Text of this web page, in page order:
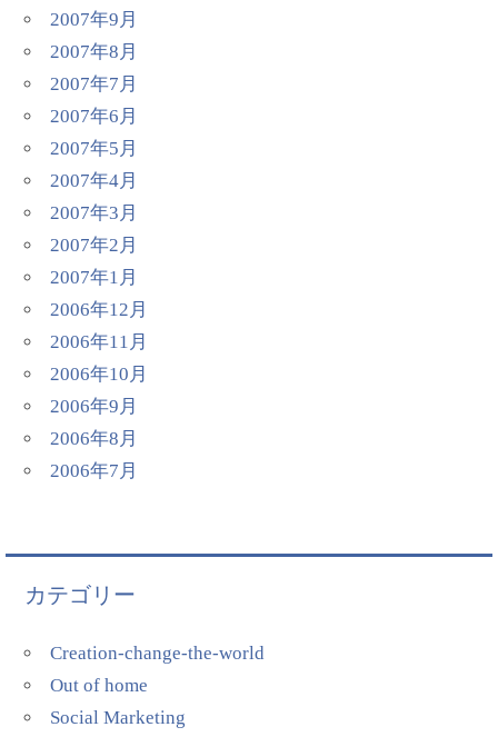
2007年9月
2007年8月
2007年7月
2007年6月
2007年5月
2007年4月
2007年3月
2007年2月
2007年1月
2006年12月
2006年11月
2006年10月
2006年9月
2006年8月
2006年7月
カテゴリー
Creation-change-the-world
Out of home
Social Marketing